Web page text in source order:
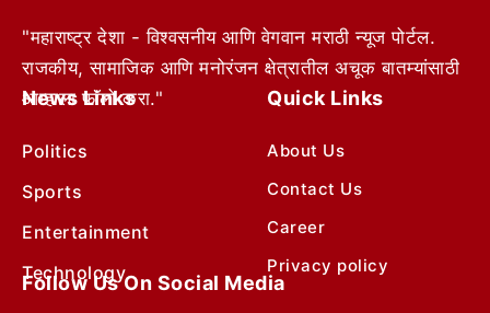
"महाराष्ट्र देशा - विश्वसनीय आणि वेगवान मराठी न्यूज पोर्टल.
राजकीय, सामाजिक आणि मनोरंजन क्षेत्रातील अचूक बातम्यांसाठी
आम्हाला फॉलो करा."
News Links
Politics
Sports
Entertainment
Technology
Quick Links
About Us
Contact Us
Career
Privacy policy
Follow Us On Social Media